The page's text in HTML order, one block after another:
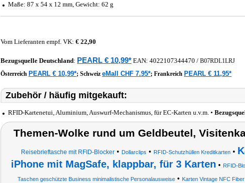
Maße: 87 x 54 x 12 mm, Gewicht: 62 g
Vom Lieferanten empf. VK: € 22,90
Bezugsquelle Deutschland: PEARL € 10,99* EAN: 4022107344470 / B07RDL1LRJ
Österreich PEARL € 10,99*; Schweiz eMall CHF 7.95*; Frankreich PEARL € 11,95*
Zubehör / häufig mitgekauft:
RFID-Kartenetui, Aluminium, Auswurf-Mechanismus, für EC-Karten u.v.m. •
Themen-Wolke rund um Geldbeutel,
Reisebrieftasche mit RFID-Blocker • Dollarclips • RFID-Schutzhüllen Kreditkarten •
iPhone mit MagSafe, klappbar, für 3 Karten • RFID-
Taschen geschützte Business minimalistische Personalausweise • Karten Vintage NFC